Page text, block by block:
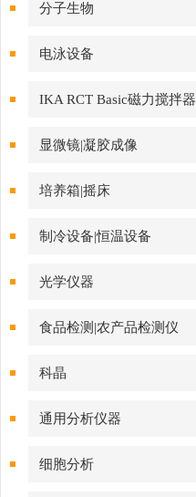
分子生物
电泳设备
IKA RCT Basic磁力搅拌器
显微镜|凝胶成像
培养箱|摇床
制冷设备|恒温设备
光学仪器
食品检测|农产品检测仪
科晶
通用分析仪器
细胞分析